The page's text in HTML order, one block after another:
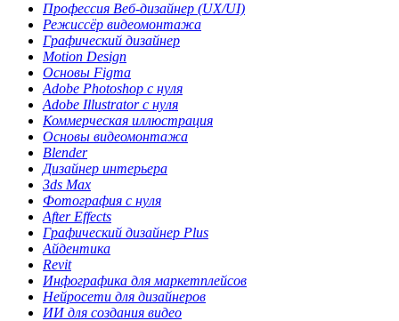
Профессия Веб-дизайнер (UX/UI)
Режиссёр видеомонтажа
Графический дизайнер
Motion Design
Основы Figma
Adobe Photoshop с нуля
Adobe Illustrator с нуля
Коммерческая иллюстрация
Основы видеомонтажа
Blender
Дизайнер интерьера
3ds Max
Фотография с нуля
After Effects
Графический дизайнер Plus
Айдентика
Revit
Инфографика для маркетплейсов
Нейросети для дизайнеров
ИИ для создания видео